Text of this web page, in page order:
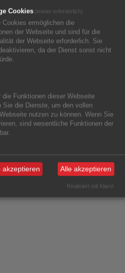
Cookies (immer erforderlich)
Cookies ermöglichen die
der Webseite und sind für die
der Webseite erforderlich. Sie
da der Dienst sonst nicht
die Funktionen dieser Webseite
Sie die Dienste, um den vollen
nutzen zu können. Wenn Sie
sind wesentliche Funktionen der
akzeptieren Alle akzeptieren
Realisiert mit Klaro!